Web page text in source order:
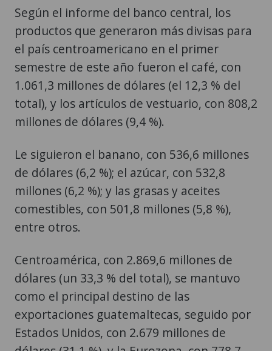
Según el informe del banco central, los
productos que generaron más divisas para
el país centroamericano en el primer
semestre de este año fueron el café, con
1.061,3 millones de dólares (el 12,3 % del
total), y los artículos de vestuario, con 808,2
millones de dólares (9,4 %).
Le siguieron el banano, con 536,6 millones
de dólares (6,2 %); el azúcar, con 532,8
millones (6,2 %); y las grasas y aceites
comestibles, con 501,8 millones (5,8 %),
entre otros.
Centroamérica, con 2.869,6 millones de
dólares (un 33,3 % del total), se mantuvo
como el principal destino de las
exportaciones guatemaltecas, seguido por
Estados Unidos, con 2.679 millones de